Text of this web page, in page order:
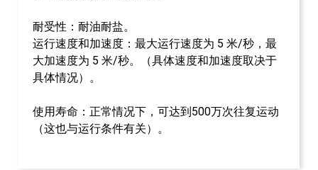
耐受性：耐油耐盐。
运行速度和加速度：最大运行速度为 5 米/秒，最
大加速度为 5 米/秒。（具体速度和加速度取决于
具体情况）。
使用寿命：正常情况下，可达到500万次往复运动
（这也与运行条件有关）。